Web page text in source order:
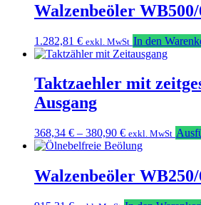
Walzenbeöler WB500/
1.282,81 € exkl. MwSt In den
Taktzaehler mit
Ausgang
368,34 € – 380,90 € exkl. MwSt
Walzenbeöler WB250/